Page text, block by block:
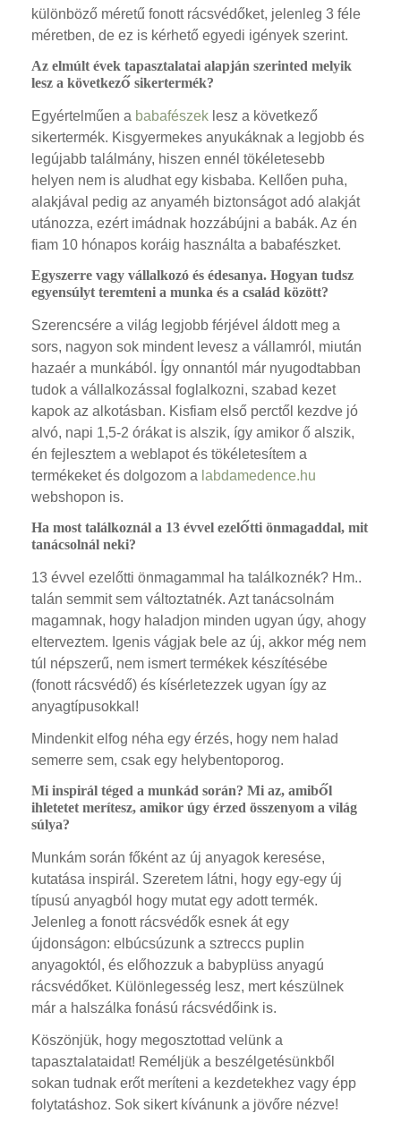
különböző méretű fonott rácsvédőket, jelenleg 3 féle
méretben, de ez is kérhető egyedi igények szerint.
Az elmúlt évek tapasztalatai alapján szerinted melyik
lesz a következő sikertermék?
Egyértelműen a babafészek lesz a következő
sikertermék. Kisgyermekes anyukáknak a legjobb és
legújabb találmány, hiszen ennél tökéletesebb
helyen nem is aludhat egy kisbaba. Kellően puha,
alakjával pedig az anyaméh biztonságot adó alakját
utánozza, ezért imádnak hozzábújni a babák. Az én
fiam 10 hónapos koráig használta a babafészket.
Egyszerre vagy vállalkozó és édesanya. Hogyan tudsz
egyensúlyt teremteni a munka és a család között?
Szerencsére a világ legjobb férjével áldott meg a
sors, nagyon sok mindent levesz a vállamról, miután
hazaér a munkából. Így onnantól már nyugodtabban
tudok a vállalkozással foglalkozni, szabad kezet
kapok az alkotásban. Kisfiam első perctől kezdve jó
alvó, napi 1,5-2 órákat is alszik, így amikor ő alszik,
én fejlesztem a weblapot és tökéletesítem a
termékeket és dolgozom a labdamedence.hu
webshopon is.
Ha most találkoznál a 13 évvel ezelőtti önmagaddal, mit
tanácsolnál neki?
13 évvel ezelőtti önmagammal ha találkoznék? Hm..
talán semmit sem változtatnék. Azt tanácsolnám
magamnak, hogy haladjon minden ugyan úgy, ahogy
elterveztem. Igenis vágjak bele az új, akkor még nem
túl népszerű, nem ismert termékek készítésébe
(fonott rácsvédő) és kísérletezzek ugyan így az
anyagtípusokkal!
Mindenkit elfog néha egy érzés, hogy nem halad
semerre sem, csak egy helybentoporog.
Mi inspirál téged a munkád során? Mi az, amiből
ihletetet merítesz, amikor úgy érzed összenyom a világ
súlya?
Munkám során főként az új anyagok keresése,
kutatása inspirál. Szeretem látni, hogy egy-egy új
típusú anyagból hogy mutat egy adott termék.
Jelenleg a fonott rácsvédők esnek át egy
újdonságon: elbúcsúzunk a sztreccs puplin
anyagoktól, és előhozzuk a babyplüss anyagú
rácsvédőket. Különlegesség lesz, mert készülnek
már a halszálka fonású rácsvédőink is.
Köszönjük, hogy megosztottad velünk a
tapasztalataidat! Reméljük a beszélgetésünkből
sokan tudnak erőt meríteni a kezdetekhez vagy épp
folytatáshoz. Sok sikert kívánunk a jövőre nézve!